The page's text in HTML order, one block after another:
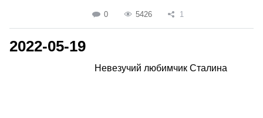
0 5426 1
2022-05-19
Невезучий любимчик Сталина